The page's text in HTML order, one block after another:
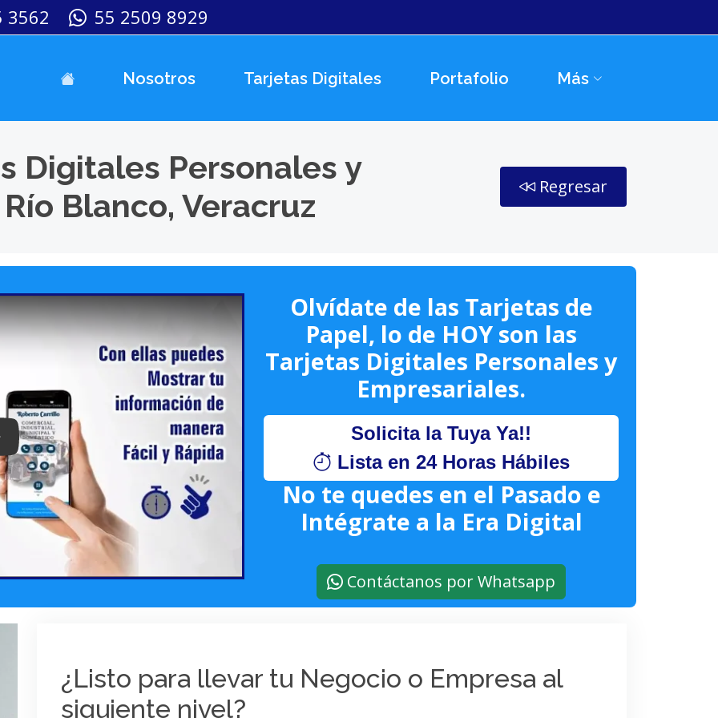
3562 55 2509 8929
Nosotros Tarjetas Digitales Portafolio Más
Digitales Personales y
Blanco, Veracruz
Regresar
Keynote (Google I/O '18)
Olvídate de las Tarjetas de
Papel, lo de HOY son las
Tarjetas Digitales Personales y
Empresariales.
Solicita la Tuya Ya!!
Lista en 24 Horas Hábiles
No te quedes en el Pasado e
Intégrate a la Era Digital
Contáctanos por Whatsapp
¿Listo para llevar tu Negocio o Empresa al
siguiente nivel?